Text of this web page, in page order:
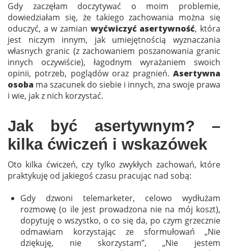
Gdy zaczęłam doczytywać o moim problemie,
dowiedziałam się, że takiego zachowania można się
oduczyć, a w zamian wyćwiczyć asertywność, która
jest niczym innym, jak umiejętnością wyznaczania
własnych granic (z zachowaniem poszanowania granic
innych oczywiście), łagodnym wyrażaniem swoich
opinii, potrzeb, poglądów oraz pragnień. Asertywna
osoba ma szacunek do siebie i innych, zna swoje prawa
i wie, jak z nich korzystać.
Jak być asertywnym? –
kilka ćwiczeń i wskazówek
Oto kilka ćwiczeń, czy tylko zwykłych zachowań, które
praktykuję od jakiegoś czasu pracując nad sobą:
Gdy dzwoni telemarketer, celowo wydłużam
rozmowę (o ile jest prowadzona nie na mój koszt),
dopytuję o wszystko, o co się da, po czym grzecznie
odmawiam korzystając ze sformułowań „Nie
dziękuję, nie skorzystam”, „Nie jestem